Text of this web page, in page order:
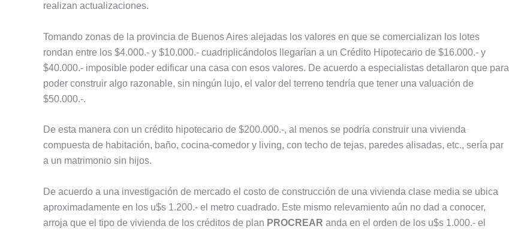
realizan actualizaciones.
Tomando zonas de la provincia de Buenos Aires alejadas los valores en que se comercializan los lotes
rondan entre los $4.000.- y $10.000.- cuadriplicándolos llegarían a un Crédito Hipotecario de $16.000.- y
$40.000.- imposible poder edificar una casa con esos valores. De acuerdo a especialistas detallaron que para
poder construir algo razonable, sin ningún lujo, el valor del terreno tendría que tener una valuación de
$50.000.-.
De esta manera con un crédito hipotecario de $200.000.-, al menos se podría construir una vivienda
compuesta de habitación, baño, cocina-comedor y living, con techo de tejas, paredes alisadas, etc., sería par
a un matrimonio sin hijos.
De acuerdo a una investigación de mercado el costo de construcción de una vivienda clase media se ubica
aproximadamente en los u$s 1.200.- el metro cuadrado. Este mismo relevamiento aún no dad a conocer,
arroja que el tipo de vivienda de los créditos de plan PROCREAR anda en el orden de los u$s 1.000.- el